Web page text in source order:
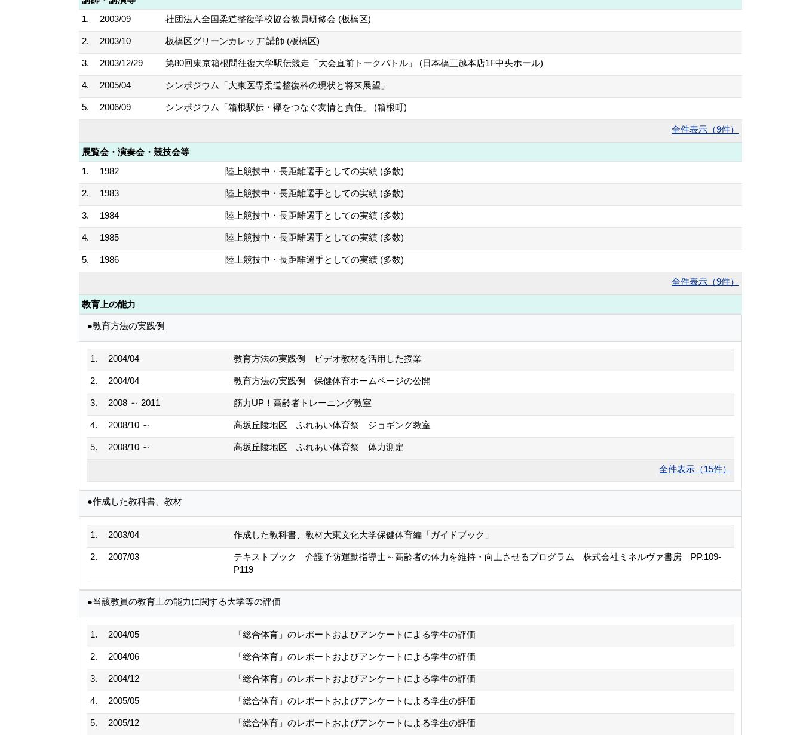
1.
2003/09 社団法人全国柔道整復学校協会教員研修会 (板橋区)
2. 2003/10 板橋区グリーンカレッヂ 講師 (板橋区)
3. 2003/12/29 第80回東京箱根間往復大学駅伝競走「大会直前トークバトル」 (日本橋三越本店1F中央ホール)
4. 2005/04 シンポジウム「大東医専柔道整復科の現状と将来展望」
5. 2006/09 シンポジウム「箱根駅伝・襷をつなぐ友情と責任」 (箱根町)
全件表示（9件）
展覧会・演奏会・競技会等
1.
1982 陸上競技中・長距離選手としての実績 (多数)
2. 1983 陸上競技中・長距離選手としての実績 (多数)
3. 1984 陸上競技中・長距離選手としての実績 (多数)
4. 1985 陸上競技中・長距離選手としての実績 (多数)
5. 1986 陸上競技中・長距離選手としての実績 (多数)
全件表示（9件）
教育上の能力
●教育方法の実践例
1. 2004/04 教育方法の実践例 ビデオ教材を活用した授業
2. 2004/04 教育方法の実践例 保健体育ホームページの公開
3. 2008 ～ 2011 筋力UP！高齢者トレーニング教室
4. 2008/10 ～ 高坂丘陵地区 ふれあい体育祭 ジョギング教室
5. 2008/10 ～ 高坂丘陵地区 ふれあい体育祭 体力測定
全件表示（15件）
●作成した教科書、教材
1. 2003/04 作成した教科書、教材大東文化大学保健体育編「ガイドブック」
2. 2007/03
テキストブック 介護予防運動指導士～高齢者の体力を維持・向上させるプログラム 株式会社ミネルヴァ書房 PP.109-
P119
●当該教員の教育上の能力に関する大学等の評価
1. 2004/05 「総合体育」のレポートおよびアンケートによる学生の評価
2. 2004/06 「総合体育」のレポートおよびアンケートによる学生の評価
3. 2004/12 「総合体育」のレポートおよびアンケートによる学生の評価
4. 2005/05 「総合体育」のレポートおよびアンケートによる学生の評価
5. 2005/12 「総合体育」のレポートおよびアンケートによる学生の評価